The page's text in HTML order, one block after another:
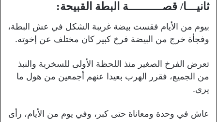
ثانيـــا/ قصــــــــــة البطة القبيحة:
بيوم من الأيام فقست بيضة غريبة الشكل في عش البطة،
وفجأة خرج من البيضة فرخ كبير كان مختلف عن إخوته.
تعرض الفرخ الصغير منذ اللحظة الأولى للسخرية والنبذ
من الجميع، فقرر الهرب بعيدا عنهم أجمعين من هول ما
يرى.
عاش في وحدة ومعاناة حتى كبر، وفي يوم من الأيام، رأى